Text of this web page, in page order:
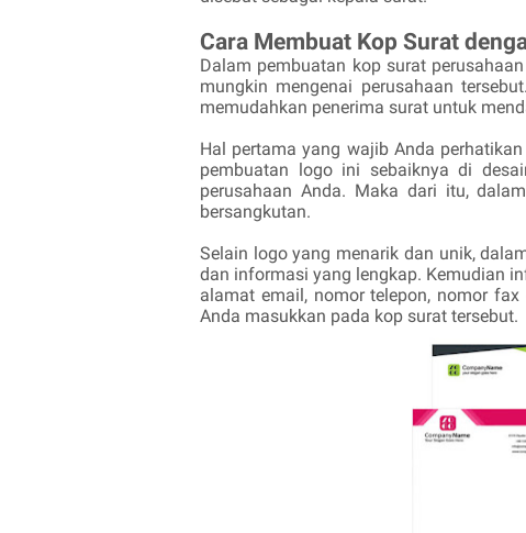
Cara Membuat Kop Surat
Dalam pembuatan kop surat
mungkin mengenai perusahaan
memudahkan penerima surat untuk
Hal pertama yang wajib Anda
pembuatan logo ini sebaiknya di
perusahaan Anda. Maka dari itu,
bersangkutan.
Selain logo yang menarik dan unik,
dan informasi yang lengkap. Kemudian
alamat email, nomor telepon, nomor
Anda masukkan pada kop surat tersebut.